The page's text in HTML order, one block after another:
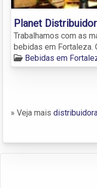
Planet
Trabalhamos com as
bebidas em Fortaleza.
Bebidas em
» Veja mais